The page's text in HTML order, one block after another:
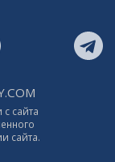
сайта
сайта.